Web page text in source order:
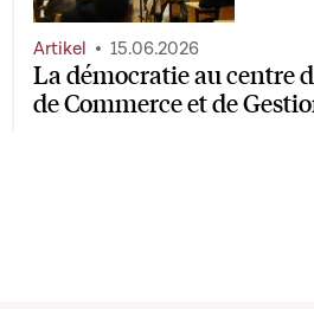
La démocratie au centre
de Commerce et de
Artikel 15.06.2026